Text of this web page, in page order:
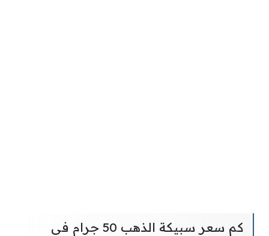
كم سعر سبيكة الذهب 50 جرام في